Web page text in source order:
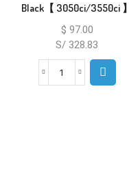
Black【 3050ci/3550ci 】
$ 97.00
S/ 328.83